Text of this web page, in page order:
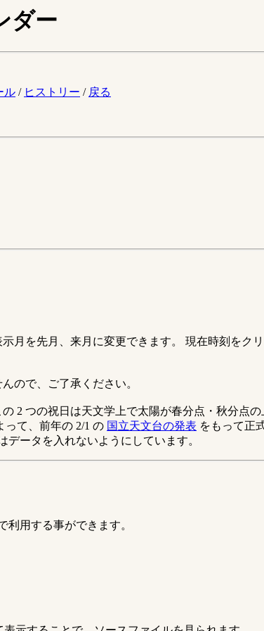
ダー
ル / ヒストリー / 戻る
を先月、来月に変更できます。 現在時刻をク
ので、ご了承ください。
2 つの祝日は天文学上で太陽が春分点・秋分点
て、前年の 2/1 の 国立天文台の発表 をもって正
データを入れないようにしています。
利用する事ができます。